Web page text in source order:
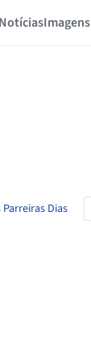
NotíciasImagens
Dias